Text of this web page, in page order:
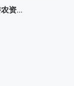
资...